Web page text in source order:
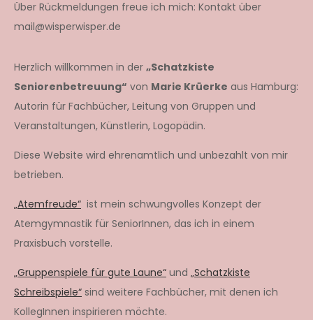
Über Rückmeldungen freue ich mich: Kontakt über
mail@wisperwisper.de
Herzlich willkommen in der „Schatzkiste
Seniorenbetreuung“ von Marie Krüerke aus Hamburg:
Autorin für Fachbücher, Leitung von Gruppen und
Veranstaltungen, Künstlerin, Logopädin.
Diese Website wird ehrenamtlich und unbezahlt von mir
betrieben.
„Atemfreude“ ist mein schwungvolles Konzept der
Atemgymnastik für SeniorInnen, das ich in einem
Praxisbuch vorstelle.
„Gruppenspiele für gute Laune“ und „Schatzkiste
Schreibspiele“ sind weitere Fachbücher, mit denen ich
KollegInnen inspirieren möchte.